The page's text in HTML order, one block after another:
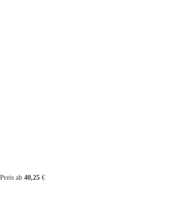
Preis ab 40,25 €